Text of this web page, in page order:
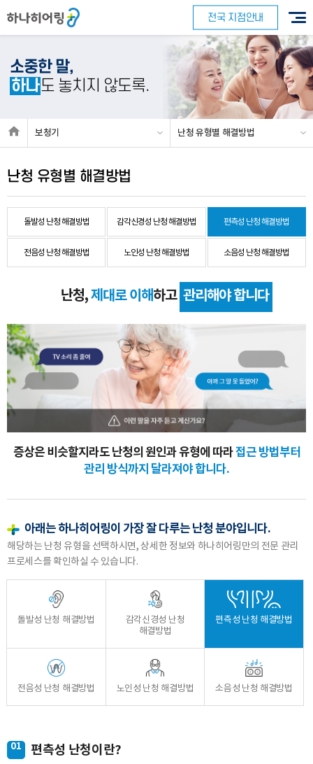
전국 지점안내
소중한 말,
하나도 놓치지 않도록.
보청기 난청 유형별 해결방법
난청 유형별 해결방법
돌발성 난청 해결방법 감각신경성 난청 해결방법 편측성 난청 해결방법
전음성 난청 해결방법 노인성 난청 해결방법 소음성 난청 해결방법
난청,제대로 이해하고 관리해야 합니다
증상은 비슷할지라도 난청의 원인과 유형에 따라접근 방법부터
관리 방식까지 달라져야 합니다.
아래는 하나히어링이 가장 잘 다루는 난청 분야입니다.
해당하는 난청 유형을 선택하시면, 상세한 정보와 하나히어링만의 전문 관리
프로세스를 확인하실 수 있습니다.
돌발성 난청 해결방법
감각신경성 난청
해결방법
편측성 난청 해결방법
전음성 난청 해결방법 노인성 난청 해결방법 소음성 난청 해결방법
01 편측성 난청이란?